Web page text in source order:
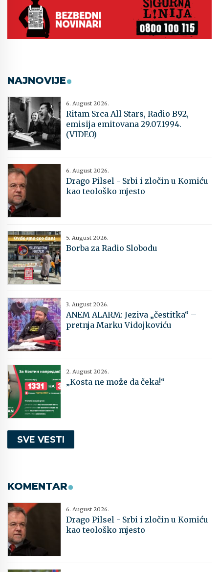
NAJNOVIJE
6. August 2026.
Ritam Srca All Stars, Radio B92,
emisija emitovana 29.07.1994.
(VIDEO)
6. August 2026.
Drago Pilsel - Srbi i zločin u Komiću
kao teološko mjesto
5. August 2026.
Borba za Radio Slobodu
3. August 2026.
ANEM ALARM: Jeziva „čestitka“ –
pretnja Marku Vidojkoviću
2. August 2026.
„Kosta ne može da čeka!“
SVE VESTI
KOMENTAR
6. August 2026.
Drago Pilsel - Srbi i zločin u Komiću
kao teološko mjesto